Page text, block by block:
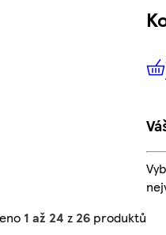
1 až 24 z 26 produktů